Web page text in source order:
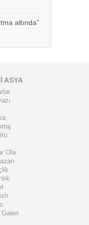
altında”
ASYA
Ola
Galeri